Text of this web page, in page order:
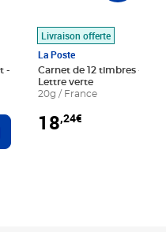
-
au panier
Livraison offerte
La Poste
Carnet de 12 timbres - Le
Lettre verte
20g / France
18,24€